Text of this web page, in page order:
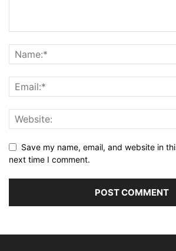
Save my name, email, and website in
next time I comment.